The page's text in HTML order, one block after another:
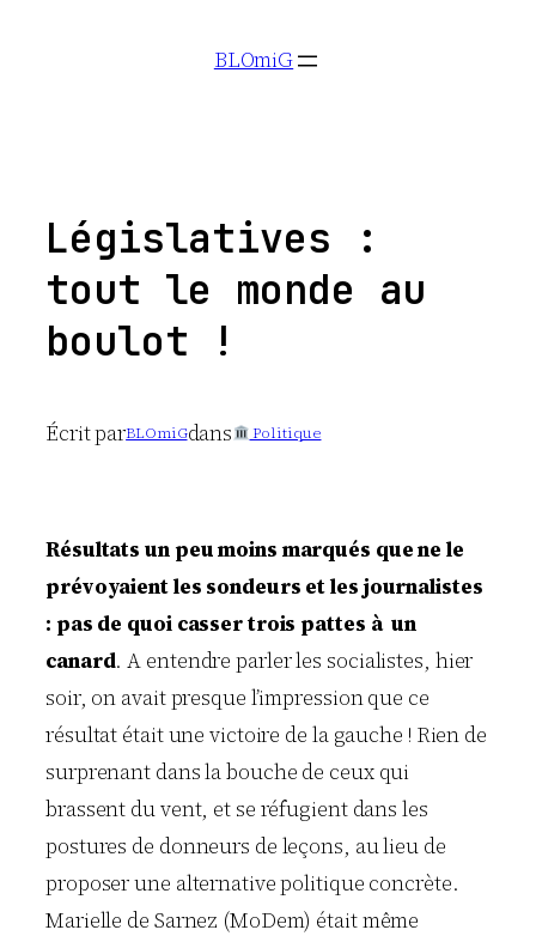
BLOmiG
Législatives :
tout le monde au
boulot !
Écrit parBLOmiGdans Politique
Résultats un peu moins marqués que ne le
prévoyaient les sondeurs et les journalistes
: pas de quoi casser trois pattes à un
canard. A entendre parler les socialistes, hier
soir, on avait presque l’impression que ce
résultat était une victoire de la gauche ! Rien de
surprenant dans la bouche de ceux qui
brassent du vent, et se réfugient dans les
postures de donneurs de leçons, au lieu de
proposer une alternative politique concrète.
Marielle de Sarnez (MoDem) était même